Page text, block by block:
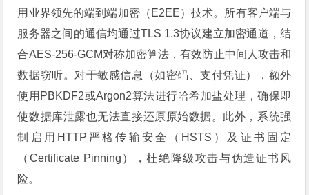
用业界领先的端到端加密（E2EE）技术。所有客户端与
服务器之间的通信均通过TLS 1.3协议建立加密通道，结
合AES-256-GCM对称加密算法，有效防止中间人攻击和
数据窃听。对于敏感信息（如密码、支付凭证），额外
使用PBKDF2或Argon2算法进行哈希加盐处理，确保即
使数据库泄露也无法直接还原原始数据。此外，系统强
制启用HTTP严格传输安全（HSTS）及证书固定
（Certificate Pinning），杜绝降级攻击与伪造证书风
险。